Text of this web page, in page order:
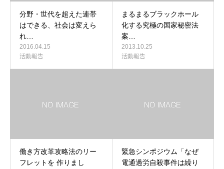
分野・世代を超えた連帯
はできる、社会は変えら
れ…
2016.04.15
活動報告
まるまるブラックホール
化する究極の国家秘密法
案…
2013.10.25
活動報告
働き方改革攻略法のリー
フレットを 作りまし
緊急シンポジウム「なぜ
電通過労自殺事件は繰り